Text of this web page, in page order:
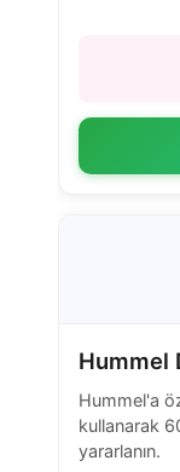
Hummel
Hummel'a
kullanarak
yararlanın.